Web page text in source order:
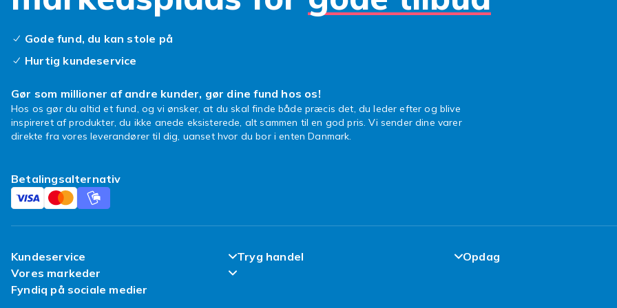
Gode fund, du kan stole på
Hurtig kundeservice
Gør som millioner af andre kunder, gør dine fund hos os!
Hos os gør du altid et fund, og vi ønsker, at du skal finde både præcis det, du leder efter og blive
inspireret af produkter, du ikke anede eksisterede, alt sammen til en god pris. Vi sender dine varer
direkte fra vores leverandører til dig, uanset hvor du bor i enten Danmark.
Betalingsalternativ
Kundeservice
Ofte stillede spørgsmål
Tryg handel
Opdag
Vores markeder
Fyndiq Sverige
Fyndiq på sociale medier